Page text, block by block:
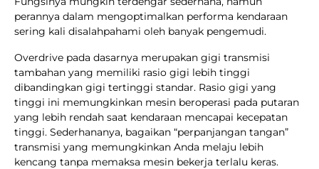
perannya dalam mengoptimalkan performa kendaraan
sering kali disalahpahami oleh banyak pengemudi.
Overdrive pada dasarnya merupakan gigi transmisi
tambahan yang memiliki rasio gigi lebih tinggi
dibandingkan gigi tertinggi standar. Rasio gigi yang
tinggi ini memungkinkan mesin beroperasi pada putaran
yang lebih rendah saat kendaraan mencapai kecepatan
tinggi. Sederhananya, bagaikan “perpanjangan tangan”
transmisi yang memungkinkan Anda melaju lebih
kencang tanpa memaksa mesin bekerja terlalu keras.